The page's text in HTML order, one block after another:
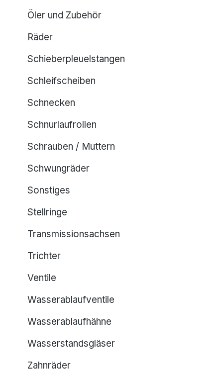
Öler und Zubehör
Räder
Schieberpleuelstangen
Schleifscheiben
Schnecken
Schnurlaufrollen
Schrauben / Muttern
Schwungräder
Sonstiges
Stellringe
Transmissionsachsen
Trichter
Ventile
Wasserablaufventile
Wasserablaufhähne
Wasserstandsgläser
Zahnräder